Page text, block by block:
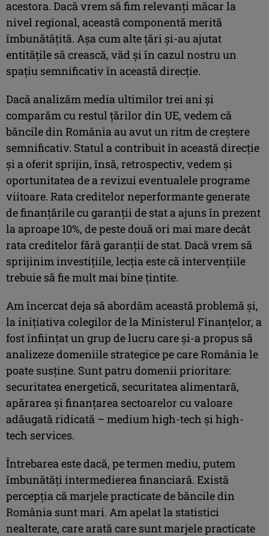
acestora. Dacă vrem să fim relevanţi măcar la
nivel regional, această componentă merită
îmbunătăţită. Aşa cum alte ţări şi-au ajutat
entităţile să crească, văd şi în cazul nostru un
spaţiu semnificativ în această direcţie.
Dacă analizăm media ultimilor trei ani şi
comparăm cu restul ţărilor din UE, vedem că
băncile din România au avut un ritm de creştere
semnificativ. Statul a contribuit în această direcţie
şi a oferit sprijin, însă, retrospectiv, vedem şi
oportunitatea de a revizui eventualele programe
viitoare. Rata creditelor neperformante generate
de finanţările cu garanţii de stat a ajuns în prezent
la aproape 10%, de peste două ori mai mare decât
rata creditelor fără garanţii de stat. Dacă vrem să
sprijinim investiţiile, lecţia este că intervenţiile
trebuie să fie mult mai bine ţintite.
Am încercat deja să abordăm această problemă şi,
la iniţiativa colegilor de la Ministerul Finanţelor, a
fost înfiinţat un grup de lucru care şi-a propus să
analizeze domeniile strategice pe care România le
poate susţine. Sunt patru domenii prioritare:
securitatea energetică, securitatea alimentară,
apărarea şi finanţarea sectoarelor cu valoare
adăugată ridicată – medium high-tech şi high-
tech services.
Întrebarea este dacă, pe termen mediu, putem
îmbunătăţi intermedierea financiară. Există
percepţia că marjele practicate de băncile din
România sunt mari. Am apelat la statistici
nealterate, care arată care sunt marjele practicate